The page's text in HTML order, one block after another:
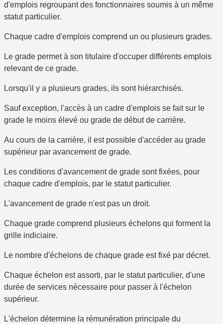
d'emplois regroupant des fonctionnaires soumis à un même
statut particulier.
Chaque cadre d'emplois comprend un ou plusieurs grades.
Le grade permet à son titulaire d'occuper différents emplois
relevant de ce grade.
Lorsqu'il y a plusieurs grades, ils sont hiérarchisés.
Sauf exception, l'accès à un cadre d'emplois se fait sur le
grade le moins élevé ou grade de début de carrière.
Au cours de la carrière, il est possible d'accéder au grade
supérieur par avancement de grade.
Les conditions d'avancement de grade sont fixées, pour
chaque cadre d'emplois, par le statut particulier.
L'avancement de grade n'est pas un droit.
Chaque grade comprend plusieurs échelons qui forment la
grille indiciaire.
Le nombre d'échelons de chaque grade est fixé par décret.
Chaque échelon est assorti, par le statut particulier, d'une
durée de services nécessaire pour passer à l'échelon
supérieur.
L'échelon détermine la rémunération principale du